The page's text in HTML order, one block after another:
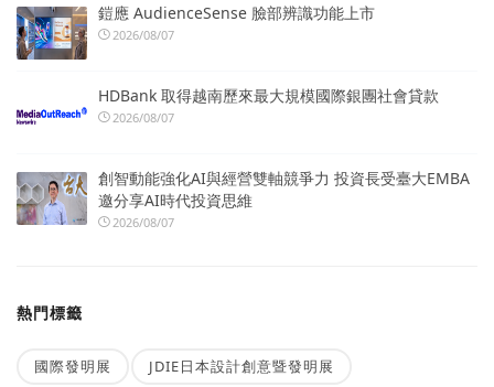
鎧應 AudienceSense 臉部辨識功能上市
2026/08/07
HDBank 取得越南歷來最大規模國際銀團社會貸款
2026/08/07
創智動能強化AI與經營雙軸競爭力 投資長受臺大EMBA
邀分享AI時代投資思維
2026/08/07
熱門標籤
國際發明展 JDIE日本設計創意暨發明展